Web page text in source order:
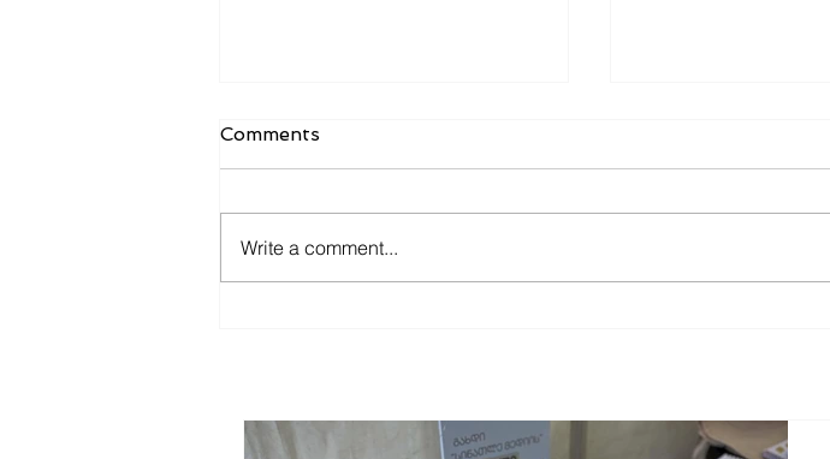
თანამშრომლობა
Comments
Write a comment...